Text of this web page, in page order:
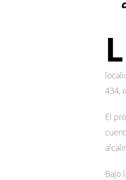
L
434,
El
Bajo